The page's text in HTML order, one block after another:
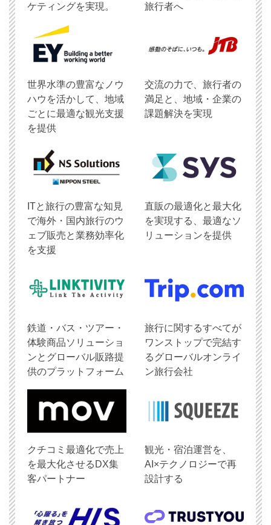
ケティングを実現。
旅行者へ
世界水準の豊富なノウ
ハウを活かして、地域
ごとに最適な観光支援
を提供
交流の力で、旅行者の
満足と、地域・企業の
課題解決を実現
ITと旅行の豊富な知見
で海外・国内旅行のウ
ェブ販売と業務効率化
を支援
直販の最適化と最大化
を実現する、最適なソ
リューションを提供
鉄道・バス・ツアー・
体験商品ソリューショ
ンとグローバル販路提
供のプラットフォーム
旅行に関するすべてが
ワンストップで完結す
るグローバルオンライ
ン旅行会社
クチコミ最適化で売上
を最大化させるDX集
客パートナー
観光・宿泊運営を、
AI×テクノロジーで再
設計する